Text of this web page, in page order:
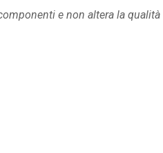
e non altera la